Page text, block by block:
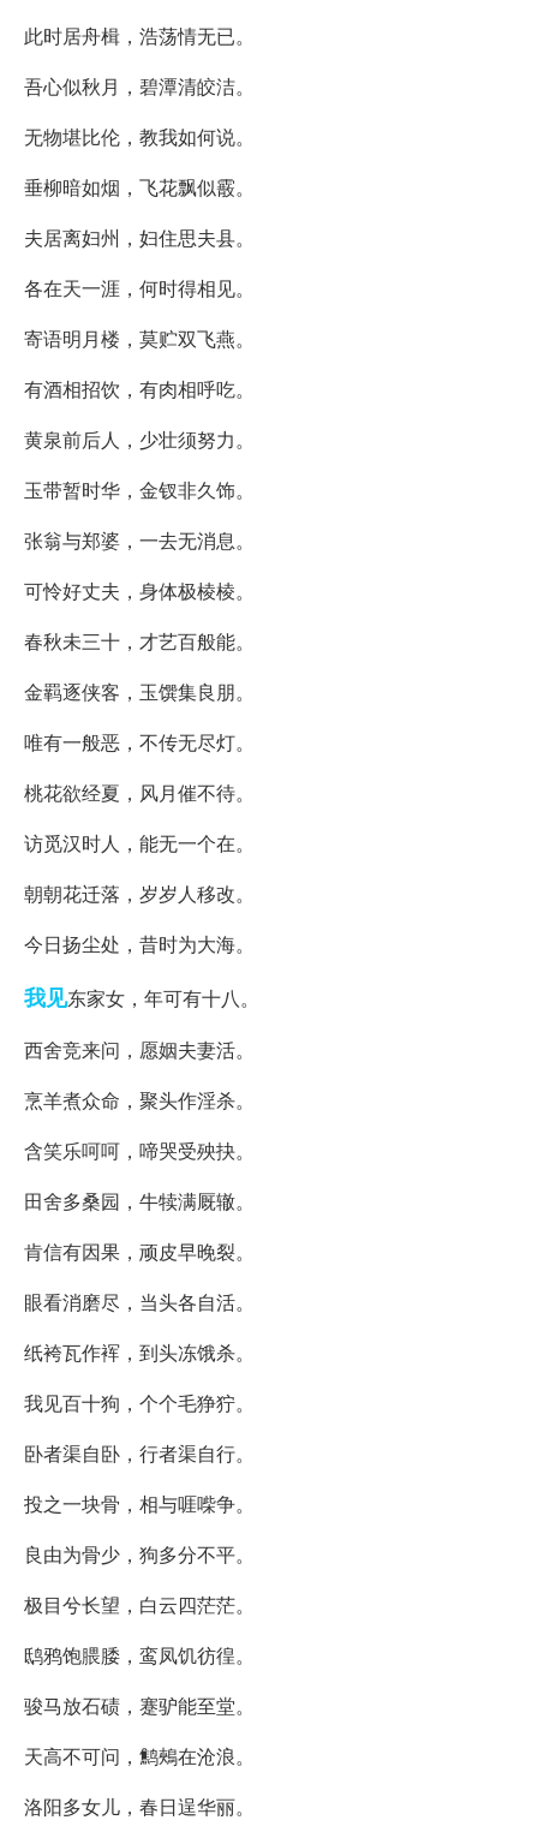
此时居舟楫，浩荡情无已。
吾心似秋月，碧潭清皎洁。
无物堪比伦，教我如何说。
垂柳暗如烟，飞花飘似霰。
夫居离妇州，妇住思夫县。
各在天一涯，何时得相见。
寄语明月楼，莫贮双飞燕。
有酒相招饮，有肉相呼吃。
黄泉前后人，少壮须努力。
玉带暂时华，金钗非久饰。
张翁与郑婆，一去无消息。
可怜好丈夫，身体极棱棱。
春秋未三十，才艺百般能。
金羁逐侠客，玉馔集良朋。
唯有一般恶，不传无尽灯。
桃花欲经夏，风月催不待。
访觅汉时人，能无一个在。
朝朝花迁落，岁岁人移改。
今日扬尘处，昔时为大海。
我见东家女，年可有十八。
西舍竞来问，愿姻夫妻活。
烹羊煮众命，聚头作淫杀。
含笑乐呵呵，啼哭受殃抉。
田舍多桑园，牛犊满厩辙。
肯信有因果，顽皮早晚裂。
眼看消磨尽，当头各自活。
纸袴瓦作裈，到头冻饿杀。
我见百十狗，个个毛狰狞。
卧者渠自卧，行者渠自行。
投之一块骨，相与啀喍争。
良由为骨少，狗多分不平。
极目兮长望，白云四茫茫。
鸱鸦饱腲腇，鸾凤饥彷徨。
骏马放石碛，蹇驴能至堂。
天高不可问，鹪鵊在沧浪。
洛阳多女儿，春日逞华丽。